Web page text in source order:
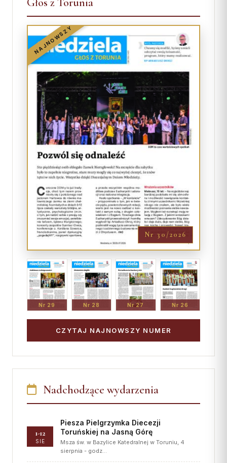
NAJNOWSZY
Nr 30/2026
Nr 29 Nr 28 Nr 27 Nr 26
CZYTAJ NAJNOWSZY NUMER
Nadchodzące wydarzenia
1-12
SIE
Piesza Pielgrzymka Diecezji
Toruńskiej na Jasną Górę
Msza św. w Bazylice Katedralnej w Toruniu, 4
sierpnia - godz…